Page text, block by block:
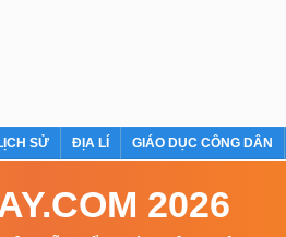
SỬ ĐỊA LÍ GIÁO DỤC CÔNG DÂN
2026